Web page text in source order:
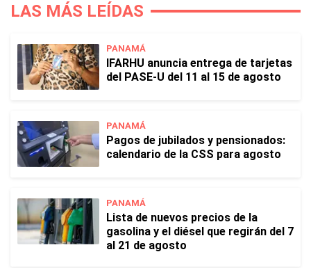
LAS MÁS LEÍDAS
PANAMÁ
IFARHU anuncia entrega de tarjetas
del PASE-U del 11 al 15 de agosto
PANAMÁ
Pagos de jubilados y pensionados:
calendario de la CSS para agosto
PANAMÁ
Lista de nuevos precios de la
gasolina y el diésel que regirán del 7
al 21 de agosto